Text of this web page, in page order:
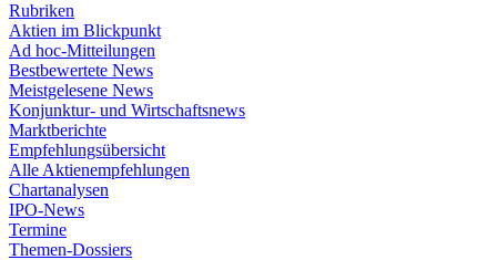
Rubriken
Aktien im Blickpunkt
Ad hoc-Mitteilungen
Bestbewertete News
Meistgelesene News
Konjunktur- und Wirtschaftsnews
Marktberichte
Empfehlungsübersicht
Alle Aktienempfehlungen
Chartanalysen
IPO-News
Termine
Themen-Dossiers